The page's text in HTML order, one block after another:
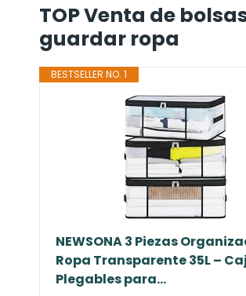
TOP Venta de
guardar ropa
BESTSELLER NO. 1
NEWSONA 3 Piezas
Ropa Transparente 35L –
Plegables para...